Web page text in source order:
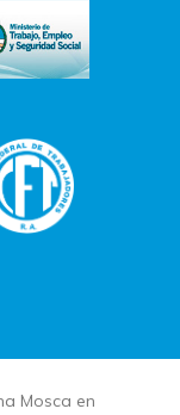
Mosca en